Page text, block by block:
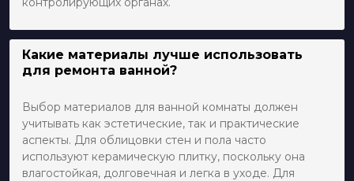
Какие материалы лучше использовать
для ремонта ванной?
Выбор материалов для ванной комнаты должен
учитывать как эстетические, так и практические
аспекты. Для облицовки стен и пола часто
используют керамическую плитку, поскольку она
влагостойкая, долговечная и легка в уходе. Для